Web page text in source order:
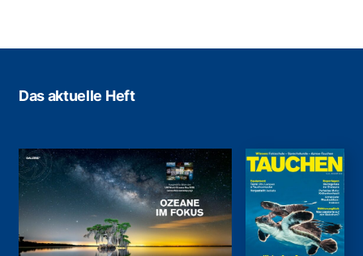
Das aktuelle Heft